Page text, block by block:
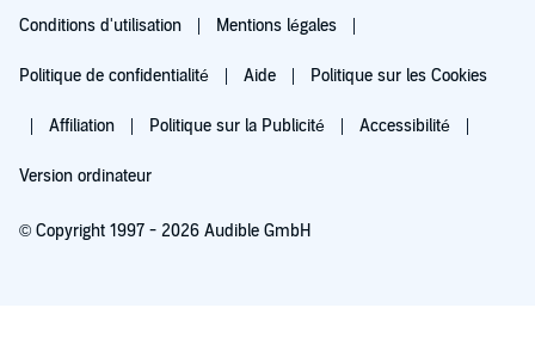
Conditions d'utilisation Mentions légales
Politique de confidentialité Aide Politique sur les Cookies
Affiliation Politique sur la Publicité Accessibilité
Version ordinateur
© Copyright 1997 - 2026 Audible GmbH